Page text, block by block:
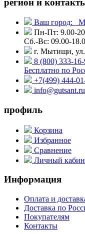
Ваш город:
Пн-Пт: 9.00-
Сб.-Вс: 09.00-
г. Мытищи,
8 (800) 333-
Бесплатно по
+7(499) 444-
info@gutsant.ru
профиль
Корзина
Избранное
Сравнение
Личный
Информация
Оплата и
Доставка по
Покупателям
Контакты